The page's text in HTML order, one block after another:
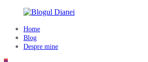
content
Blogul
Dianei
Home
Blog
Despre mine